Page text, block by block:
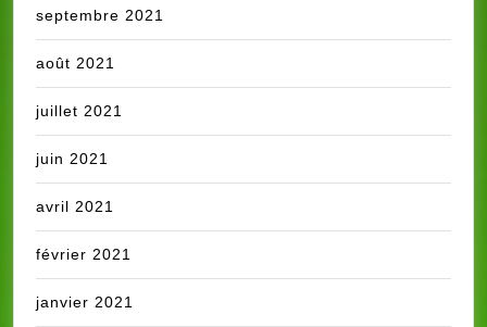
septembre 2021
août 2021
juillet 2021
juin 2021
avril 2021
février 2021
janvier 2021